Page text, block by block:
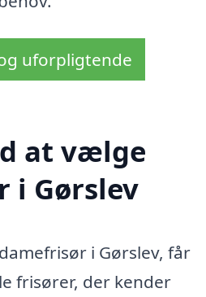
uforpligtende
at vælge
i Gørslev
i Gørslev, får
frisører, der kender